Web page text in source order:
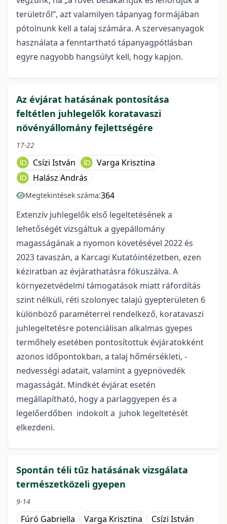
területről”, azt valamilyen tápanyag formájában
pótolnunk kell a talaj számára. A szervesanyagok
használata a fenntartható tápanyagpótlásban
egyre nagyobb hangsúlyt kell, hogy kapjon.
Az évjárat hatásának pontosítása
feltétlen juhlegelők koratavaszi
növényállomány fejlettségére
17-22
Csízi István
Varga Krisztina
Halász András
Megtekintések száma:364
Extenzív juhlegelők első legeltetésének a
lehetőségét vizsgáltuk a gyepállomány
magasságának a nyomon követésével 2022 és
2023 tavaszán, a Karcagi Kutatóintézetben, ezen
kéziratban az évjárathatásra fókuszálva. A
környezetvédelmi támogatások miatt ráfordítás
szint nélküli, réti szolonyec talajú gyepterületen 6
különböző paraméterrel rendelkező, koratavaszi
juhlegeltetésre potenciálisan alkalmas gyepes
termőhely esetében pontosítottuk évjáratokként
azonos időpontokban, a talaj hőmérsékleti, -
nedvességi adatait, valamint a gyepnövedék
magasságát. Mindkét évjárat esetén
megállapítható, hogy a parlaggyepen és a
legelőerdőben indokolt a juhok legeltetését
elkezdeni.
Spontán téli tűz hatásának vizsgálata
természetközeli gyepen
9-14
Fúró Gabriella Varga Krisztina Csízi István